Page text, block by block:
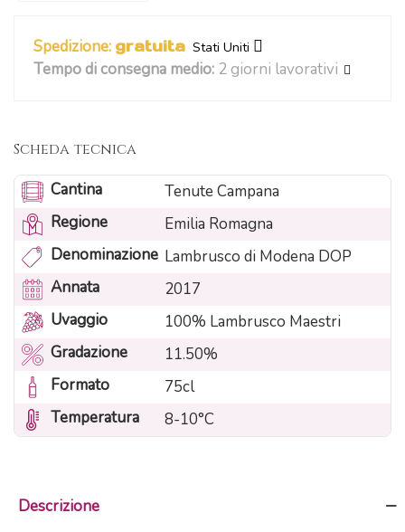
Spedizione: gratuita Stati Uniti
Tempo di consegna medio: 2 giorni lavorativi
Scheda tecnica
Cantina
Tenute Campana
Regione
Emilia Romagna
Denominazione Lambrusco di Modena DOP
Annata
2017
Uvaggio
100% Lambrusco Maestri
Gradazione
11.50%
Formato
75cl
Temperatura
8-10°C
Descrizione